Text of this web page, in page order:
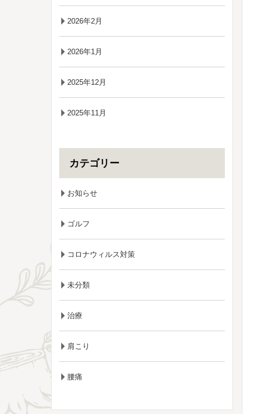
2026年2月
2026年1月
2025年12月
2025年11月
カテゴリー
お知らせ
ゴルフ
コロナウィルス対策
未分類
治療
肩こり
腰痛